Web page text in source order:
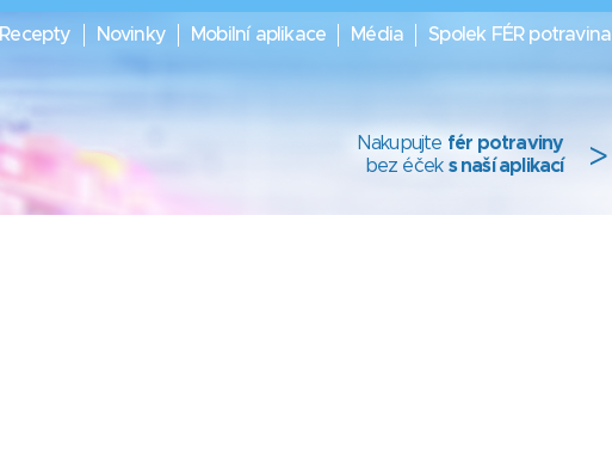
Recepty Novinky Mobilní aplikace Média Spolek FÉR potravina
Nakupujte fér potraviny
bez éček s naší aplikací >